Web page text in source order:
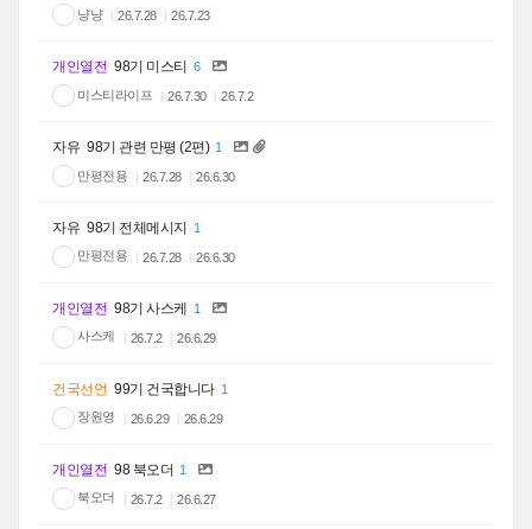
냥냥
26.7.28 26.7.23
개인열전 98기 미스티
6
미스티라이프
26.7.30 26.7.2
자유 98기 관련 만평 (2편) 1
만평전용
26.7.28 26.6.30
자유 98기 전체메시지
1
만평전용
26.7.28 26.6.30
개인열전 98기 사스케 1
사스케
26.7.2 26.6.29
건국선언 99기 건국합니다 1
장원영
26.6.29 26.6.29
개인열전 98 북오더 1
북오더
26.7.2 26.6.27